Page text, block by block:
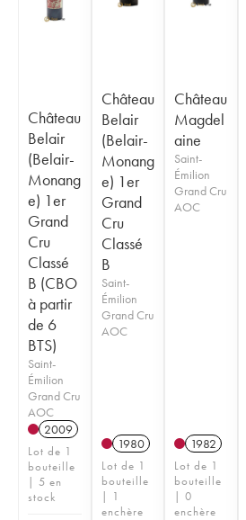
Château
Belair
(Belair-
Monang
e) 1er
Grand
Cru
Classé
B (CBO
à partir
de 6
BTS)
Saint-
Émilion
Grand Cru
AOC
2009
Lot de 1
bouteille
| 5 en
stock
Château
Belair
(Belair-
Monang
e) 1er
Grand
Cru
Classé
B
Saint-
Émilion
Grand Cru
AOC
1980
Lot de 1
bouteille
| 1
enchère
Château
Magdel
aine
Saint-
Émilion
Grand Cru
AOC
1982
Lot de 1
bouteille
| 0
enchère